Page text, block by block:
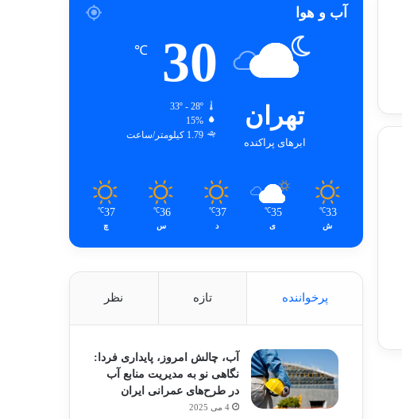
آب و هوا
تهران
ابرهای پراکنده
30
℃
33º - 28º
15%
1.79 کیلومتر/ساعت
33
℃
ش
35
℃
ی
37
℃
د
36
℃
س
37
℃
چ
پرخواننده تازه نظر
آب، چالش امروز، پایداری فردا:
نگاهی نو به مدیریت منابع آب
در طرح‌های عمرانی ایران
4 می 2025